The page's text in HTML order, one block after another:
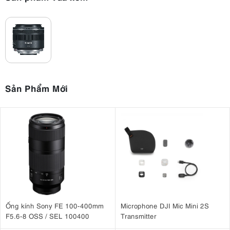
dụng cho từng thấu kính để kiểm soát hiện tượng lóa sáng và bóng
mờ, đảm bảo độ tương phản và độ chính xác màu sắc cao hơn, ngay
cả trong điều kiện ánh sáng mạnh hoặc ngược sáng. Chín lá khẩu
tròn giúp đảm bảo chất lượng bokeh đẹp mắt.
Sản Phẩm Mới
Ống kính Sony FE 100-400mm
F5.6-8 OSS / SEL 100400
Microphone DJI Mic Mini 2S
Transmitter